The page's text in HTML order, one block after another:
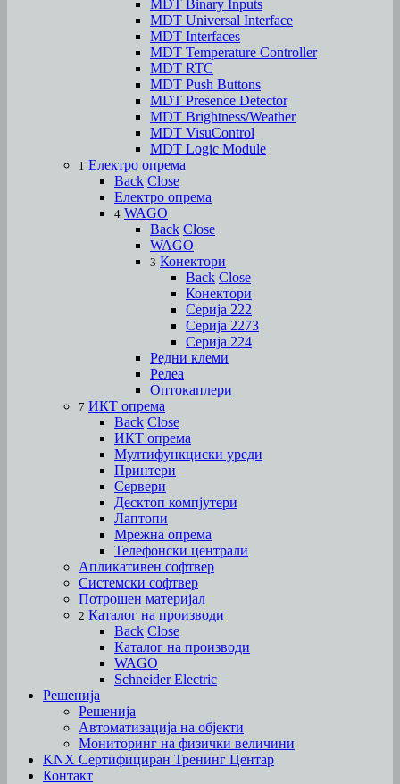
MDT Binary Inputs
MDT Universal Interface
MDT Interfaces
MDT Temperature Controller
MDT RTC
MDT Push Buttons
MDT Presence Detector
MDT Brightness/Weather
MDT VisuControl
MDT Logic Module
1 Електро опрема
Back Close
Електро опрема
4 WAGO
Back Close
WAGO
3 Конектори
Back Close
Конектори
Серија 222
Серија 2273
Серија 224
Редни клеми
Релеа
Оптокаплери
7 ИКТ опрема
Back Close
ИКТ опрема
Мултифункциски уреди
Принтери
Сервери
Десктоп компјутери
Лаптопи
Мрежна опрема
Телефонски централи
Апликативен софтвер
Системски софтвер
Потрошен материјал
2 Каталог на производи
Back Close
Каталог на производи
WAGO
Schneider Electric
Решенија
Решенија
Автоматизација на објекти
Мониторинг на физички величини
KNX Сертифициран Тренинг Центар
Контакт